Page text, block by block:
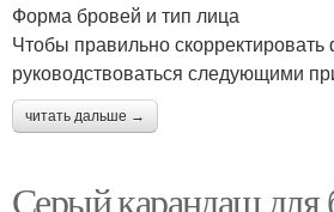
Форма бровей и тип лица
Чтобы правильно
руководствоваться следующими
читать дальше →
Серый карандаш для